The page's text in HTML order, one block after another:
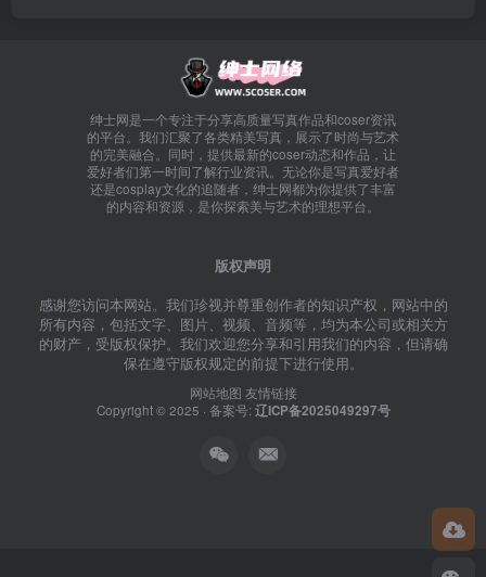
绅士网是一个专注于分享高质量写真作品和coser资讯
的平台。我们汇聚了各类精美写真，展示了时尚与艺术
的完美融合。同时，提供最新的coser动态和作品，让
爱好者们第一时间了解行业资讯。无论你是写真爱好者
还是cosplay文化的追随者，绅士网都为你提供了丰富
的内容和资源，是你探索美与艺术的理想平台。
版权声明
感谢您访问本网站。我们珍视并尊重创作者的知识产权，网站中的
所有内容，包括文字、图片、视频、音频等，均为本公司或相关方
的财产，受版权保护。我们欢迎您分享和引用我们的内容，但请确
保在遵守版权规定的前提下进行使用。
网站地图 友情链接
Copyright © 2025 · 备案号: 辽ICP备2025049297号